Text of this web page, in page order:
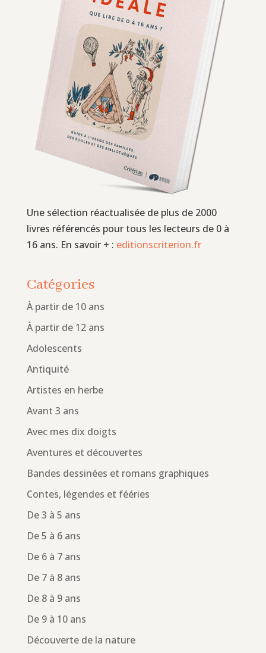
Une sélection réactualisée de plus de 2000
livres référencés pour tous les lecteurs de 0 à
16 ans. En savoir + : editionscriterion.fr
Catégories
À partir de 10 ans
À partir de 12 ans
Adolescents
Antiquité
Artistes en herbe
Avant 3 ans
Avec mes dix doigts
Aventures et découvertes
Bandes dessinées et romans graphiques
Contes, légendes et fééries
De 3 à 5 ans
De 5 à 6 ans
De 6 à 7 ans
De 7 à 8 ans
De 8 à 9 ans
De 9 à 10 ans
Découverte de la nature